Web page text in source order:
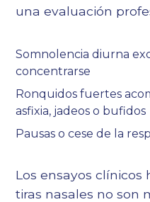
una evaluación
Somnolencia diurna
concentrarse
Ronquidos fuertes
asfixia, jadeos o bufidos
Pausas o cese de la
Los ensayos
tiras nasales no son